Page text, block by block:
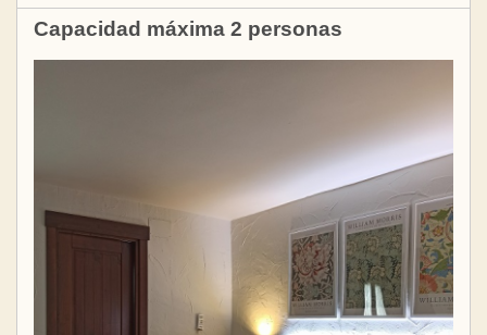
Capacidad máxima 2 personas